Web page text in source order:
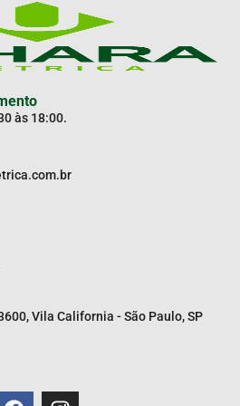
às 18:00.
Vila California - São Paulo, SP